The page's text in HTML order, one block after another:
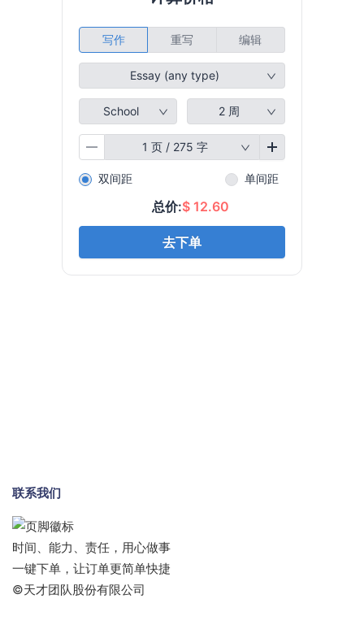
联系我们
时间、能力、责任，用心做事
一键下单，让订单更简单快捷
©天才团队股份有限公司